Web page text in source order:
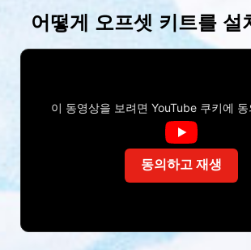
어떻게 오프셋 키트를 설
이 동영상을 보려면 YouTube 쿠키에
동의하고 재생